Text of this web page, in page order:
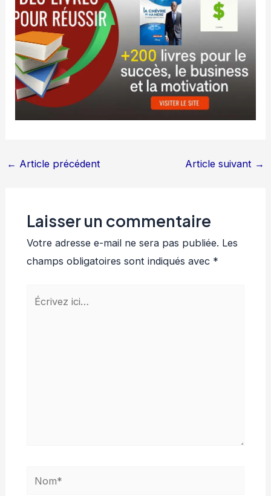
← Article précédent Article suivant →
Laisser un commentaire
Votre adresse e-mail ne sera pas publiée. Les
champs obligatoires sont indiqués avec *
Écrivez
Nom*